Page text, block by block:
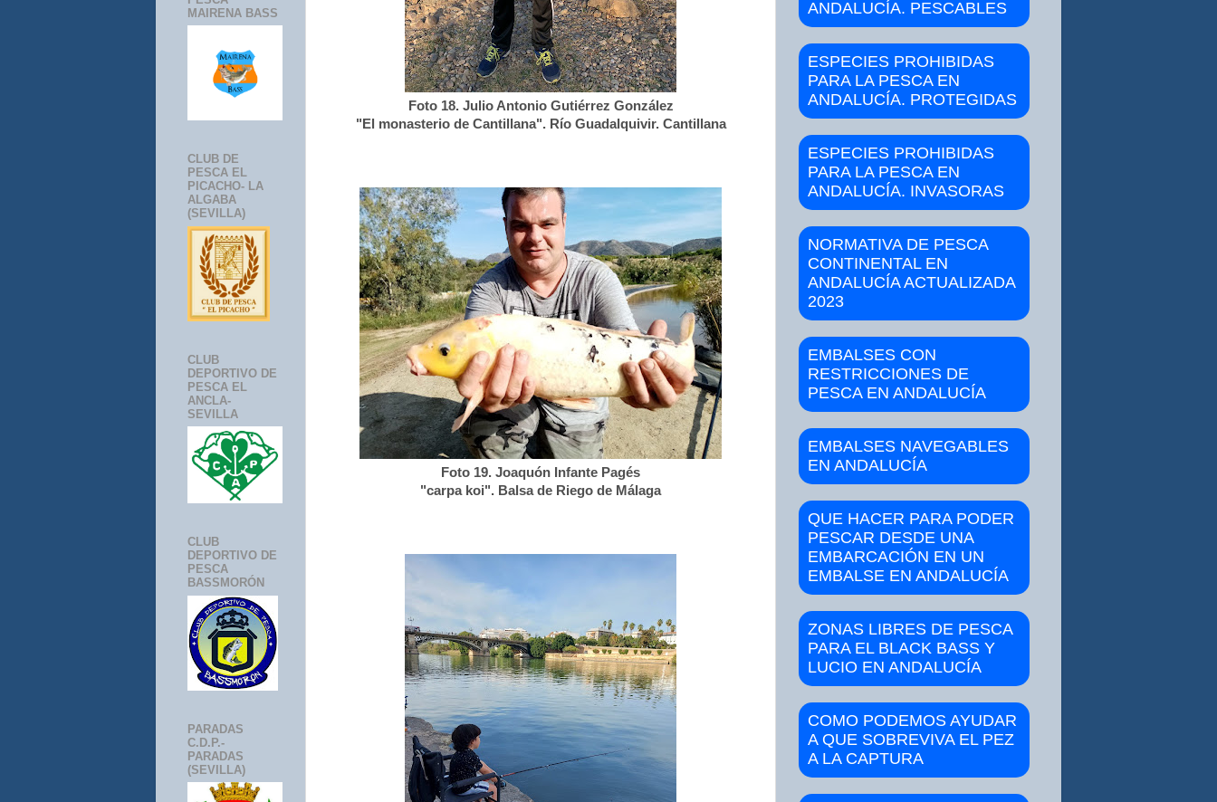
Foto 18. Julio Antonio Gutiérrez González
"El monasterio de Cantillana". Río Guadalquivir. Cantillana
Foto 19. Joaquón Infante Pagés
"carpa koi". Balsa de Riego de Málaga
MAIRENA BASS
CLUB DE
PESCA EL
PICACHO- LA
ALGABA
(SEVILLA)
CLUB
DEPORTIVO DE
PESCA EL
ANCLA-
SEVILLA
CLUB
DEPORTIVO DE
PESCA
BASSMORÓN
PARADAS
C.D.P.-
PARADAS
(SEVILLA)
ANDALUCÍA. PESCABLES
ESPECIES PROHIBIDAS
PARA LA PESCA EN
ANDALUCÍA. PROTEGIDAS
ESPECIES PROHIBIDAS
PARA LA PESCA EN
ANDALUCÍA. INVASORAS
NORMATIVA DE PESCA
CONTINENTAL EN
ANDALUCÍA ACTUALIZADA
2023
EMBALSES CON
RESTRICCIONES DE
PESCA EN ANDALUCÍA
EMBALSES NAVEGABLES
EN ANDALUCÍA
QUE HACER PARA PODER
PESCAR DESDE UNA
EMBARCACIÓN EN UN
EMBALSE EN ANDALUCÍA
ZONAS LIBRES DE PESCA
PARA EL BLACK BASS Y
LUCIO EN ANDALUCÍA
COMO PODEMOS AYUDAR
A QUE SOBREVIVA EL PEZ
A LA CAPTURA